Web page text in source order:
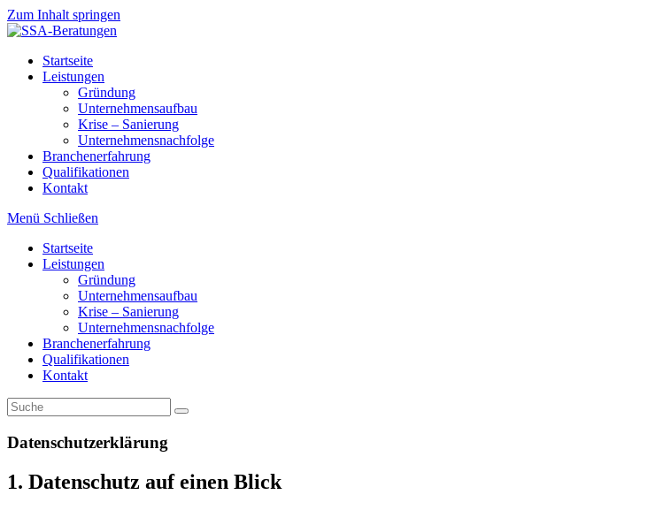
Zum Inhalt springen
Startseite
Leistungen
Gründung
Unternehmensaufbau
Krise – Sanierung
Unternehmensnachfolge
Branchenerfahrung
Qualifikationen
Kontakt
Menü Schließen
Startseite
Leistungen
Gründung
Unternehmensaufbau
Krise – Sanierung
Unternehmensnachfolge
Branchenerfahrung
Qualifikationen
Kontakt
Datenschutz­erklärung
1. Datenschutz auf einen Blick